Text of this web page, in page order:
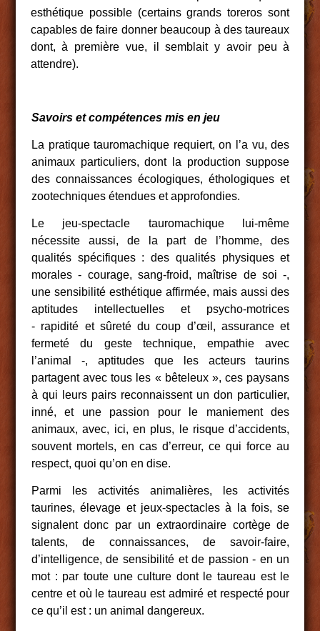
esthétique possible (certains grands toreros sont
capables de faire donner beaucoup à des taureaux
dont, à première vue, il semblait y avoir peu à
attendre).
Savoirs et compétences mis en jeu
La pratique tauromachique requiert, on l’a vu, des
animaux particuliers, dont la production suppose
des connaissances écologiques, éthologiques et
zootechniques étendues et approfondies.
Le jeu-spectacle tauromachique lui-même
nécessite aussi, de la part de l’homme, des
qualités spécifiques : des qualités physiques et
morales ‑ courage, sang-froid, maîtrise de soi ‑,
une sensibilité esthétique affirmée, mais aussi des
aptitudes intellectuelles et psycho-motrices
‑ rapidité et sûreté du coup d’œil, assurance et
fermeté du geste technique, empathie avec
l’animal ‑, aptitudes que les acteurs taurins
partagent avec tous les « bêteleux », ces paysans
à qui leurs pairs reconnaissent un don particulier,
inné, et une passion pour le maniement des
animaux, avec, ici, en plus, le risque d’accidents,
souvent mortels, en cas d’erreur, ce qui force au
respect, quoi qu’on en dise.
Parmi les activités animalières, les activités
taurines, élevage et jeux-spectacles à la fois, se
signalent donc par un extraordinaire cortège de
talents, de connaissances, de savoir-faire,
d’intelligence, de sensibilité et de passion ‑ en un
mot : par toute une culture dont le taureau est le
centre et où le taureau est admiré et respecté pour
ce qu’il est : un animal dangereux.